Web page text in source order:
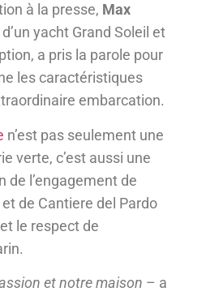
à la presse, Max
yacht Grand Soleil et
a pris la parole pour
les caractéristiques
embarcation.
n’est pas seulement une
verte, c’est aussi une
de l’engagement de
de Cantiere del Pardo
le respect de
et notre maison – a